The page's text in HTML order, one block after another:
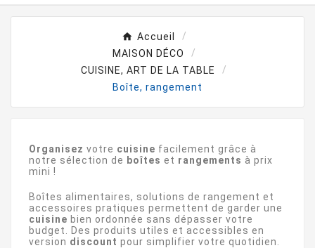
Accueil
MAISON DÉCO
CUISINE, ART DE LA TABLE
Boîte, rangement
Organisez votre cuisine facilement grâce à
notre sélection de boîtes et rangements à prix
mini !
Boîtes alimentaires, solutions de rangement et
accessoires pratiques permettent de garder une
cuisine bien ordonnée sans dépasser votre
budget. Des produits utiles et accessibles en
version discount pour simplifier votre quotidien.